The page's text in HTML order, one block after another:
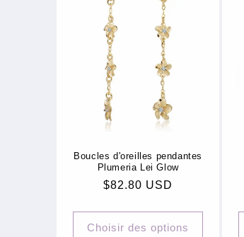
Boucles d'oreilles pendantes
Plumeria Lei Glow
Prix
$82.80 USD
Choisir des options